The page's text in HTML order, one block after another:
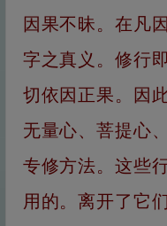
因果不昧。在凡
字之真义。修行
切依因正果。因
无量心、菩提心
专修方法。这些
用的。离开了它